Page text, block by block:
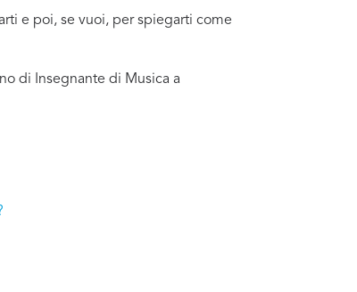
e poi, se vuoi, per spiegarti come
di Insegnante di Musica a